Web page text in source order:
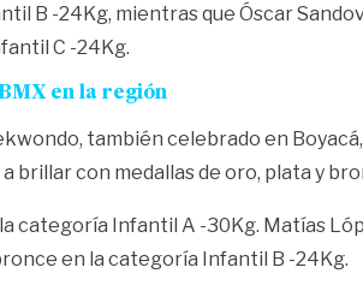
B -24Kg, mientras que Óscar
C -24Kg.
en la región
también celebrado en
brillar con medallas de oro, plata y
categoría Infantil A -30Kg. Matías
en la categoría Infantil B -24Kg.